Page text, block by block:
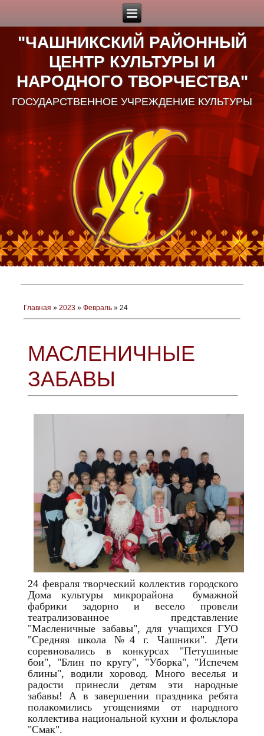
"ЧАШНИКСКИЙ РАЙОННЫЙ
ЦЕНТР КУЛЬТУРЫ И
НАРОДНОГО ТВОРЧЕСТВА"
ГОСУДАРСТВЕННОЕ УЧРЕЖДЕНИЕ КУЛЬТУРЫ
Главная »2023 » Февраль » 24
МАСЛЕНИЧНЫЕ
ЗАБАВЫ
24 февраля творческий коллектив городского
Дома культуры микрорайона бумажной
фабрики задорно и весело провели
театрализованное представление
"Масленичные забавы", для учащихся ГУО
"Средняя школа №4 г. Чашники". Дети
соревновались в конкурсах "Петушиные
бои", "Блин по кругу", "Уборка", "Испечем
блины", водили хоровод. Много веселья и
радости принесли детям эти народные
забавы! А в завершении праздника ребята
полакомились угощениями от народного
коллектива национальной кухни и фольклора
"Смак".